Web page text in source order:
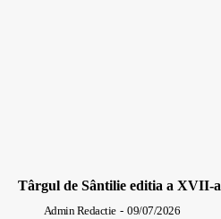
Târgul de Sântilie editia a XVII-a
Admin Redactie - 09/07/2026